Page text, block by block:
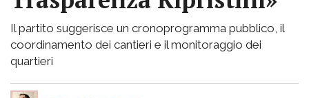
Il partito suggerisce un cronoprogramma pubblico, il
coordinamento dei cantieri e il monitoraggio dei
quartieri